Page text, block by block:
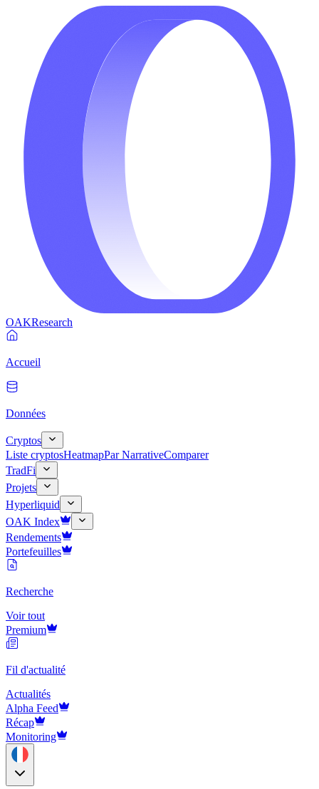
OAKResearch
Accueil
Données
Cryptos
Liste cryptosHeatmapPar NarrativeComparer
TradFi
Projets
Hyperliquid
OAK Index
Rendements
Portefeuilles
Recherche
Voir tout
Premium
Fil d'actualité
Actualités
Alpha Feed
Récap
Monitoring